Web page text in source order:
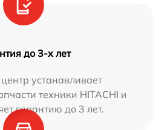
до 3-х лет
устанавливает
техники HITACHI и
гарантию до 3 лет.